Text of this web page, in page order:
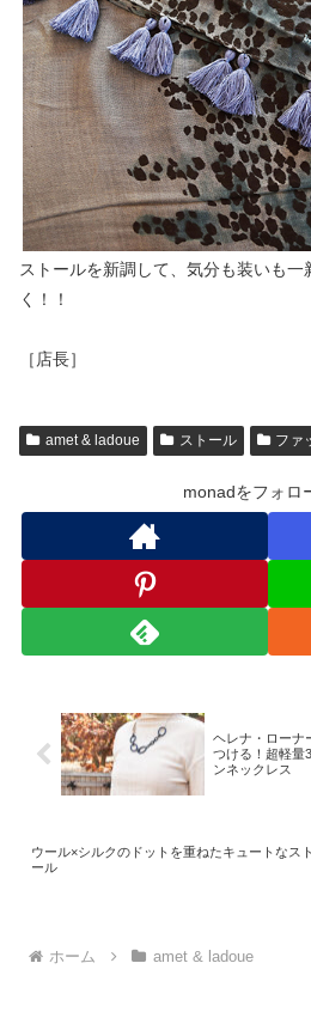
ストールを新調して、気分も装いも一
く！！
［店長］
amet & ladoue ストール ファ
monadをフォロ
ヘレナ・ローナ
つける！超軽量
ンネックレス
ウール×シルクのドットを重ねたキュートなスト
ール
ホーム amet & ladoue